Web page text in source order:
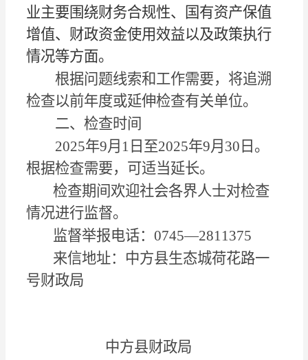
业主要围绕财务合规性、国有资产保值
增值、财政资金使用效益以及政策执行
情况等方面。
根据问题线索和工作需要，将追溯
检查以前年度或延伸检查有关单位。
二、检查时间
2025年9月 1 日至2025年9月 30 日。
根据检查需要，可适当延长。
检查期间欢迎社会各界人士对检查
情况进行监督。
监督举报电话： 0745—2811375
来信地址：中方县生态城荷花路一
号财政局
中方县财政局